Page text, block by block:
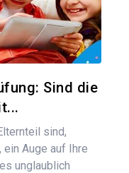
Diesen
Sind die
sind,
Auge auf Ihre
unglaublich